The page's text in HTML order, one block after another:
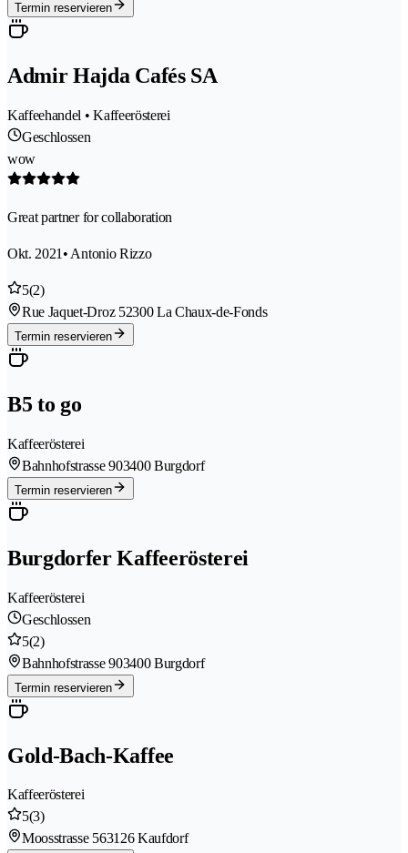
Termin reservieren
Admir Hajda Cafés SA
Kaffeehandel • Kaffeerösterei
Geschlossen
wow
Great partner for collaboration
Okt. 2021 • Antonio Rizzo
5(2)
Rue Jaquet-Droz 52300 La Chaux-de-Fonds
Termin reservieren
B5 to go
Kaffeerösterei
Bahnhofstrasse 903400 Burgdorf
Termin reservieren
Burgdorfer Kaffeerösterei
Kaffeerösterei
Geschlossen
5(2)
Bahnhofstrasse 903400 Burgdorf
Termin reservieren
Gold-Bach-Kaffee
Kaffeerösterei
5(3)
Moosstrasse 563126 Kaufdorf